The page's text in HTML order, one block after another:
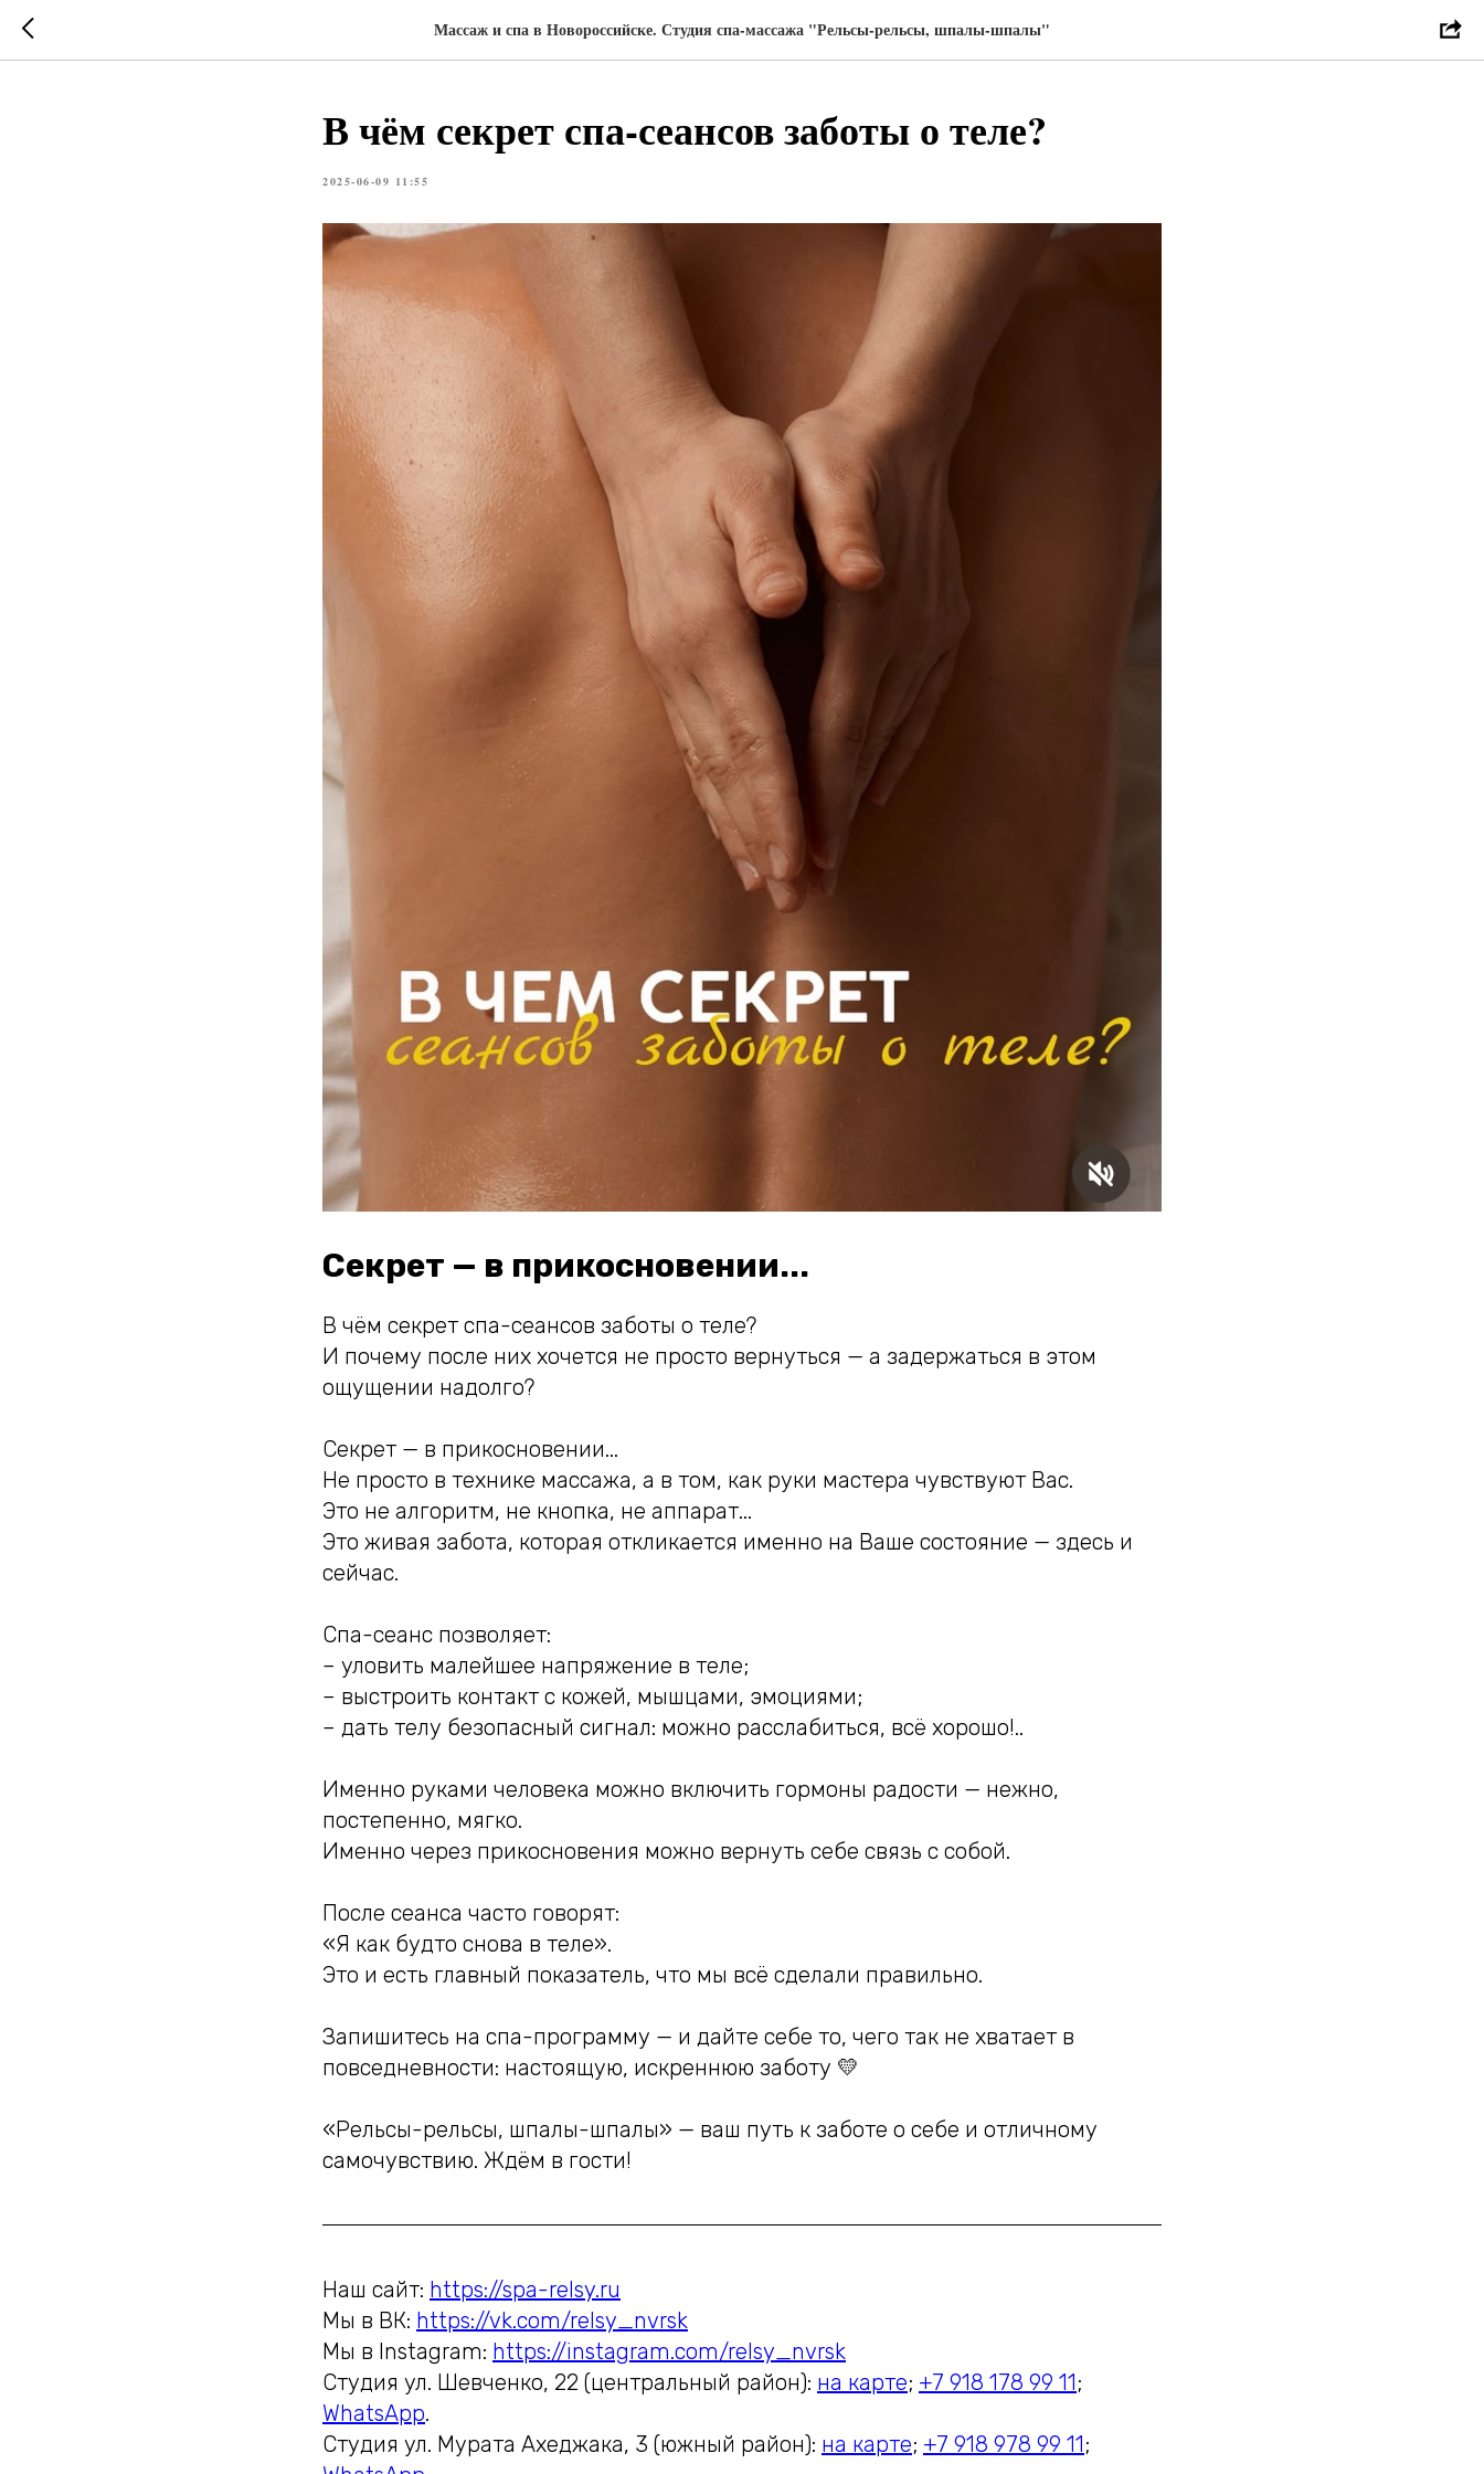
Массаж и спа в Новороссийске. Студия спа-массажа "Рельсы-рельсы, шпалы-шпалы"
В чём секрет спа-сеансов заботы о теле?
2025-06-09 11:55
Секрет — в прикосновении...
В чём секрет спа-сеансов заботы о теле?
И почему после них хочется не просто вернуться — а задержаться в этом
ощущении надолго?
Секрет — в прикосновении...
Не просто в технике массажа, а в том, как руки мастера чувствуют Вас.
Это не алгоритм, не кнопка, не аппарат...
Это живая забота, которая откликается именно на Ваше состояние — здесь и
сейчас.
Спа-сеанс позволяет:
– уловить малейшее напряжение в теле;
– выстроить контакт с кожей, мышцами, эмоциями;
– дать телу безопасный сигнал: можно расслабиться, всё хорошо!..
Именно руками человека можно включить гормоны радости — нежно,
постепенно, мягко.
Именно через прикосновения можно вернуть себе связь с собой.
После сеанса часто говорят:
«Я как будто снова в теле».
Это и есть главный показатель, что мы всё сделали правильно.
Запишитесь на спа-программу — и дайте себе то, чего так не хватает в
повседневности: настоящую, искреннюю заботу 💛
«Рельсы-рельсы, шпалы-шпалы» — ваш путь к заботе о себе и отличному
самочувствию. Ждём в гости!
Наш сайт: https://spa-relsy.ru
Мы в ВК: https://vk.com/relsy_nvrsk
Мы в Instagram: https://instagram.com/relsy_nvrsk
Студия ул. Шевченко, 22 (центральный район): на карте; +7 918 178 99 11;
WhatsApp.
Студия ул. Мурата Ахеджака, 3 (южный район): на карте; +7 918 978 99 11;